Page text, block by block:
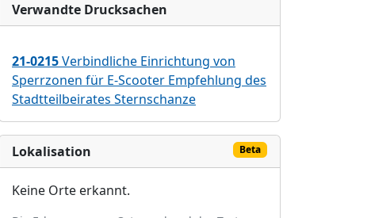
Verwandte Drucksachen
21-0215Verbindliche Einrichtung von
Sperrzonen für E-Scooter Empfehlung des
Stadtteilbeirates Sternschanze
Lokalisation Beta
Keine Orte erkannt.